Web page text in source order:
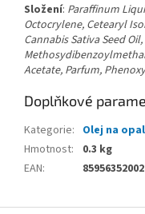
Složení: Paraffinum
Octocrylene, Cetearyl
Cannabis Sativa Seed
Acetate, Parfum,
Doplňkové
Kategorie: Olej na
Hmotnost:
0.3 kg
EAN: